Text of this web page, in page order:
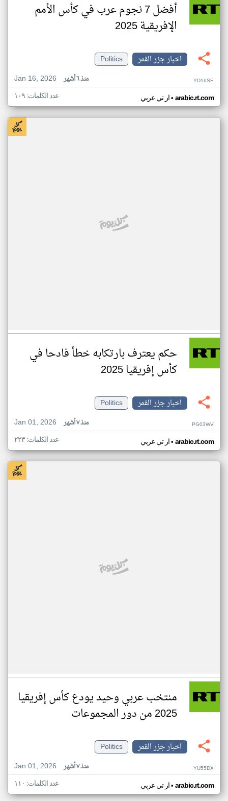
أفضل 7 نجوم عرب في كأس الأمم
الإفريقية 2025
اخبار جزر القمر
Politics
Jan 16, 2026
منذ ٦ أشهر YD16SE
ار تي عربي• arabic.rt.com عدد الكلمات: ١٠٩
حكم يعترف بارتكابه خطأ فادحا في
كأس إفريقيا 2025
اخبار جزر القمر
Politics
Jan 01, 2026
منذ ٧ أشهر PG03WV
ار تي عربي• arabic.rt.com عدد الكلمات: ٢٢٣
منتخب عربي وحيد يودع كأس إفريقيا
2025 من دور المجموعات
اخبار جزر القمر
Politics
Jan 01, 2026
منذ ٧ أشهر YU55DX
ار تي عربي• arabic.rt.com عدد الكلمات: ١١٠